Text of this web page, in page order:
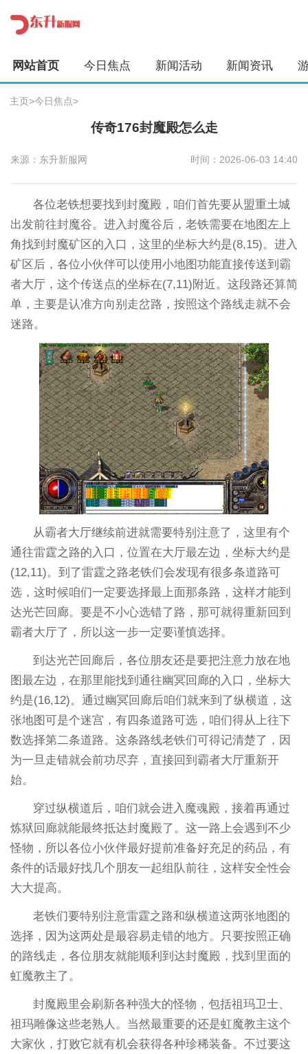
网站首页 今日焦点 新闻活动 新闻资讯
主页>今日焦点>
传奇176封魔殿怎么走
来源：东升新服网 时间：2026-06-03 14:40
各位老铁想要找到封魔殿，咱们首先要从盟重土城
出发前往封魔谷。进入封魔谷后，老铁需要在地图左上
角找到封魔矿区的入口，这里的坐标大约是(8,15)。进入
矿区后，各位小伙伴可以使用小地图功能直接传送到霸
者大厅，这个传送点的坐标在(7,11)附近。这段路还算简
单，主要是认准方向别走岔路，按照这个路线走就不会
迷路。
从霸者大厅继续前进就需要特别注意了，这里有个
通往雷霆之路的入口，位置在大厅最左边，坐标大约是
(12,11)。到了雷霆之路老铁们会发现有很多条道路可
选，这时候咱们一定要选择最上面那条路，这样才能到
达光芒回廊。要是不小心选错了路，那可就得重新回到
霸者大厅了，所以这一步一定要谨慎选择。
到达光芒回廊后，各位朋友还是要把注意力放在地
图最左边，在那里能找到通往幽冥回廊的入口，坐标大
约是(16,12)。通过幽冥回廊后咱们就来到了纵横道，这
张地图可是个迷宫，有四条道路可选，咱们得从上往下
数选择第二条道路。这条路线老铁们可得记清楚了，因
为一旦走错就会前功尽弃，直接回到霸者大厅重新开
始。
穿过纵横道后，咱们就会进入魔魂殿，接着再通过
炼狱回廊就能最终抵达封魔殿了。这一路上会遇到不少
怪物，所以各位小伙伴最好提前准备好充足的药品，有
条件的话最好找几个朋友一起组队前往，这样安全性会
大大提高。
老铁们要特别注意雷霆之路和纵横道这两张地图的
选择，因为这两处是最容易走错的地方。只要按照正确
的路线走，各位朋友就能顺利到达封魔殿，找到里面的
虹魔教主了。
封魔殿里会刷新各种强大的怪物，包括祖玛卫士、
祖玛雕像这些老熟人。当然最重要的还是虹魔教主这个
大家伙，打败它就有机会获得各种珍稀装备。不过要这